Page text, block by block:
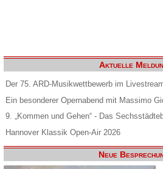
Aktuelle
Der 75. ARD-Musikwettbewerb im
Ein besonderer Opernabend mit Massimo
9. „Kommen und Gehen“ - Das
Hannover Klassik Open-Air 2026
Neue